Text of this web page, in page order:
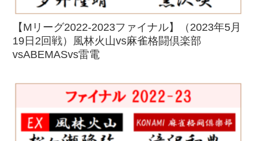
【Mリーグ2022-2023ファイナル】（2023年5月
19日2回戦）風林火山vs麻雀格闘倶楽部
vsABEMASvs雷電